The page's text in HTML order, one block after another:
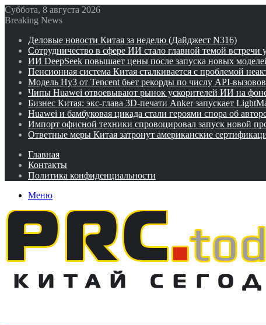
Суббота, 8 августа 2026
Breaking News
Деловые новости Китая за неделю (Дайджест N316)
Сотрудничество в сфере ИИ стало главной темой встречи
ИИ DeepSeek повышает цены после запуска новых
Пенсионная система Китая сталкивается с проблемой
Модель Hy3 от Tencent бьет рекорды по числу API-
Чипы Huawei отвоевывают рынок ускорителей ИИ на
Бизнес Китая: экс-глава 3D-печати Anker запускает
Huawei и бамбуковая цикада стали героями спора об
Импорт офисной техники спровоцировал запуск новой
Ответные меры Китая затронут американские
Главная
Контакты
Политика конфиденциальности
Меню